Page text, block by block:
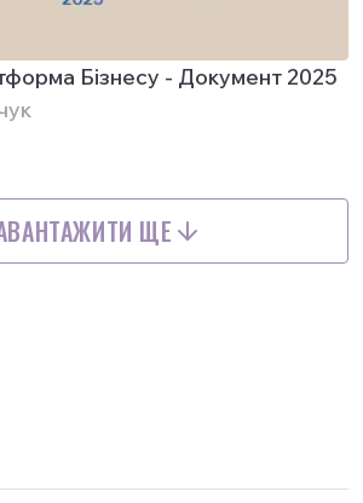
Бізнесу - Документ 2025
ЩЕ